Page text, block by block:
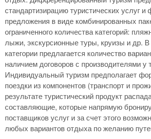
стандартизирацию туристических услуг и
предложения в виде комбинированных
ограниченного количества категорий:
лыжи, экскурсионные туры, круизы и др.
категории предлагается количество
наличием договоров с производителями у
Индивидуальный туризм предполагает
поездки из компонентов (транспорт и
результате туристический продукт
составляющие, которые напрямую
поставщиков услуг и за счет этого
любых вариантов отдыха по желанию